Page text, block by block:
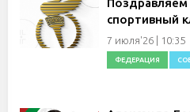
спортивный
7 июля'26 | 10:35
ФЕДЕРАЦИЯ